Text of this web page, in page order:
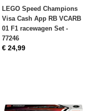
LEGO Speed Champions
Visa Cash App RB VCARB
01 F1 racewagen Set -
77246
€ 24,99